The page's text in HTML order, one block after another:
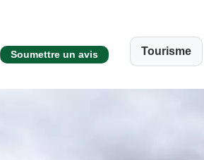
Soumettre un avis Tourisme